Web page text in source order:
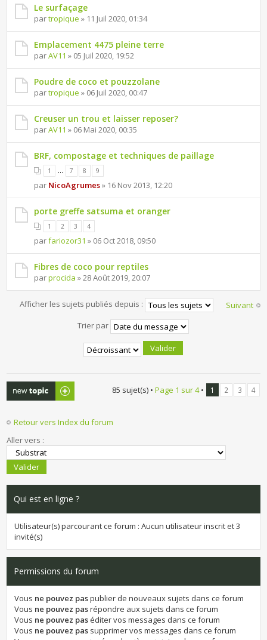
Le surfaçage
partropique » 11 Juil 2020, 01:34
Emplacement 4475 pleine terre
parAV11 » 05 Juil 2020, 19:52
Poudre de coco et pouzzolane
partropique » 06 Juil 2020, 00:47
Creuser un trou et laisser reposer?
parAV11 » 06 Mai 2020, 00:35
BRF, compostage et techniques de paillage
1 ... 7 8 9
par NicoAgrumes» 16 Nov 2013, 12:20
porte greffe satsuma et oranger
1 2 3 4
parfariozor31 » 06 Oct 2018, 09:50
Fibres de coco pour reptiles
parprocida » 28 Août 2019, 20:07
Suivant
Afficher les sujets publiés depuis :
Trier par
Publier un
nouveau sujet
85 sujet(s) • Page 1 sur4• 1 2 3 4
Retour vers Index du forum
Aller vers :
Qui est en ligne ?
Utilisateur(s) parcourant ce forum : Aucun utilisateur inscrit et 3
invité(s)
Permissions du forum
Vous ne pouvez paspublier de nouveaux sujets dans ce forum
Vous ne pouvez pasrépondre aux sujets dans ce forum
Vous ne pouvez paséditer vos messages dans ce forum
Vous ne pouvez pas supprimer vos messages dans ce forum